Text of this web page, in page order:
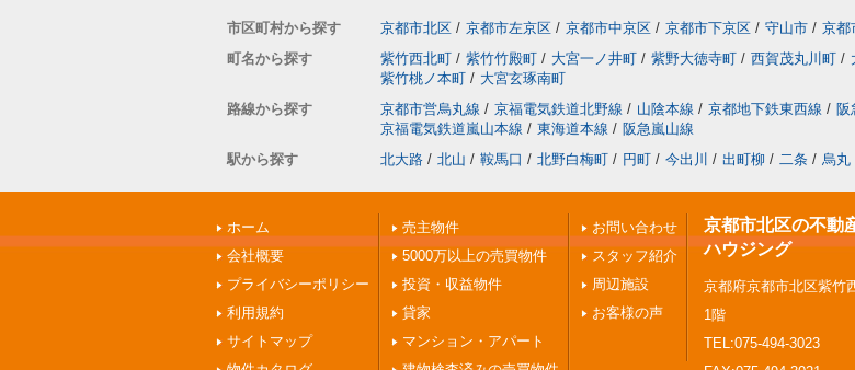
市区町村から探す 京都市北区 / 京都市左京区 / 京都市中京区 / 京都市下京区 / 守山市 / 京都
町名から探す
紫竹西北町 / 紫竹竹殿町 / 大宮一ノ井町 / 紫野大徳寺町 / 西賀茂丸川町 /
紫竹桃ノ本町 / 大宮玄琢南町
路線から探す
京都市営烏丸線 / 京福電気鉄道北野線 / 山陰本線 / 京都地下鉄東西線 / 阪
京福電気鉄道嵐山本線 / 東海道本線 / 阪急嵐山線
駅から探す
北大路 / 北山 / 鞍馬口 / 北野白梅町 / 円町 / 今出川 / 出町柳 / 二条 / 烏丸
ホーム
会社概要
プライバシーポリシー
利用規約
サイトマップ
売主物件
5000万以上の売買物件
投資・収益物件
貸家
マンション・アパート
お問い合わせ
スタッフ紹介
周辺施設
お客様の声
京都市北区の不動
ハウジング
京都府京都市北区紫竹
1階
TEL:075-494-3023